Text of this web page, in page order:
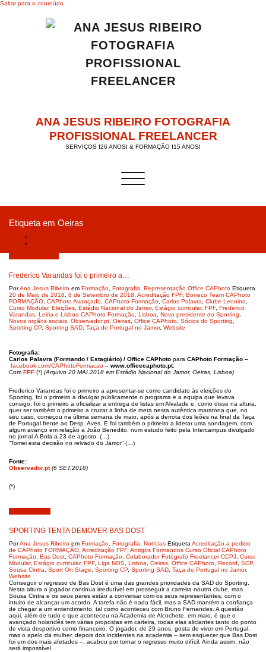
Saltar para o conteúdo
ANA JESUS RIBEIRO FOTOGRAFIA
PROFISSIONAL FREELANCER
SERVIÇOS I26 ANOSI & FORMAÇÃO I15 ANOSI
Alternar a navegação
Etiqueta em Oeiras
Frederico Varandas foi o primeiro a…
PorAna Jesus Ribeiro em Formação Fotografia Representação Office CAPhoto Etiqueta
20 de Maio de 2018
8 de Setembro de 2018 Acreditação FPF, Boneco Team CAPhoto
FORMAÇÃO CAPhoto Avançado CAPhoto Formação Carlos Palavra Clube Leonino
Curso Modular, Eleições Estádio Nacional do Jamor, Estágio curricular, FPF, Frederico
Varandas Leiria e Lisboa CAPhoto Formação Lisboa Novo presidente do Sporting
Novos orgãos sociais Observador.pt Oeiras Office CAPhoto Sócios do Sporting
Sporting CP, Sporting SAD Taça de Portugal no Jamor, Website
Fotografia:
Carlos Palavra (Formando / Estagiário) / Office CAPhoto para CAPhoto Formação –
facebook.com/CAPhotoFormacao – www.officecaphoto.pt.
Com FPF (*) (Arquivo 20 MAI.2018 em Estádio Nacional do Jamor, Oeiras, Lisboa)
Frederico Varandas foi o primeiro a apresentar-se como candidato às eleições do
Sporting, foi o primeiro a divulgar publicamente o programa e a equipa que levava
consigo, foi o primeiro a oficializar a entrega de listas em Alvalade e, como disse na altura,
quer ser também o primeiro a cruzar a linha de meta nesta autêntica maratona que, no
seu caso, começou na última semana de maio, após a derrota dos leões na final da Taça
de Portugal frente ao Desp. Aves. E foi também o primeiro a liderar uma sondagem, com
algum avanço em relação a João Benedito, num estudo feito pela Intercampus divulgado
no jornal A Bola a 23 de agosto. (…)
“Tomei esta decisão no relvado do Jamor” (…)
Fonte:
Observador.pt (6 SET.2018)
(*)
SPORTING TENTA DEMOVER BAS DOST
PorAna Jesus Ribeiro em Formação Fotografia Notícias Etiqueta Acreditação a pedido
de CAPhoto FORMAÇÃO Acreditação FPF, Antigos Formandos Curso Oficial CAPhoto
Formação Bas Dost CAPhoto Formação Colaborador Fotógrafo Freelancer CCPJ Curso
Modular, Estágio curricular, FPF, Liga NOS Lisboa Oeiras Office CAPhoto Record SCP,
Sousa Cintra
Sport On Stage Sporting CP, Sporting SAD Taça de Portugal no Jamor,
Website
Conseguir o regresso de Bas Dost é uma das grandes prioridades da SAD do Sporting.
Nesta altura o jogador continua irredutível em prosseguir a carreira noutro clube, mas
Sousa Cintra e os seus pares estão a conversar com os seus representantes, com o
intuito de alcançar um acordo. A tarefa não é nada fácil, mas a SAD mantém a confiança
de chegar a um entendimento, tal como aconteceu com Bruno Fernandes. A questão
aqui, além de tudo o que aconteceu na Academia de Alcochete, em maio, é que o
avançado holandês tem várias propostas em carteira, todas elas aliciantes tanto do ponto
de vista desportivo como financeiro. O jogador, de 29 anos, gosta de viver em Portugal,
mas o apelo da mulher, depois dos incidentes na academia – sem esquecer que Bas Dost
foi um dos mais afetados –, acabou por tornar o regresso muito difícil. Ainda assim, não
será impossível.